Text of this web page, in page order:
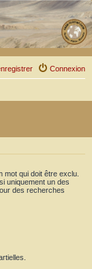
Connexion
mot qui doit être exclu.
uniquement un des
des recherches